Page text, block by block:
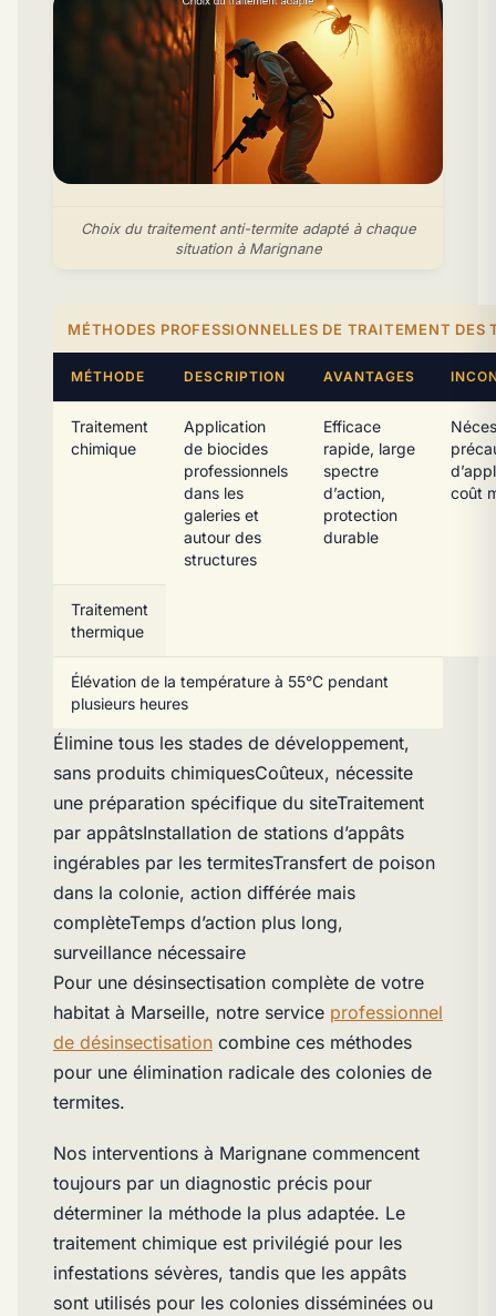
Choix du traitement anti-termite adapté à chaque
situation à Marignane
MÉTHODES PROFESSIONNELLES DE TRAITEMENT DES
MÉTHODE DESCRIPTION AVANTAGES
Traitement
chimique
Application
de biocides
professionnels
dans les
galeries et
autour des
structures
Efficace
rapide, large
spectre
d’action,
protection
durable
coût
Traitement
thermique
Élévation de la température à 55°C pendant
plusieurs heures
Élimine tous les stades de développement,
sans produits chimiquesCoûteux, nécessite
une préparation spécifique du siteTraitement
par appâtsInstallation de stations d’appâts
ingérables par les termitesTransfert de poison
dans la colonie, action différée mais
complèteTemps d’action plus long,
surveillance nécessaire
Pour une désinsectisation complète de votre
habitat à Marseille, notre service professionnel
de désinsectisation combine ces méthodes
pour une élimination radicale des colonies de
termites.
Nos interventions à Marignane commencent
toujours par un diagnostic précis pour
déterminer la méthode la plus adaptée. Le
traitement chimique est privilégié pour les
infestations sévères, tandis que les appâts
sont utilisés pour les colonies disséminées ou